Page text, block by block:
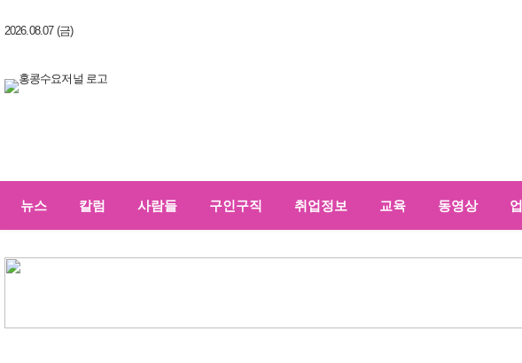
2026.08.07 (금)
뉴스 칼럼 사람들 구인구직 취업정보 교육 동영상